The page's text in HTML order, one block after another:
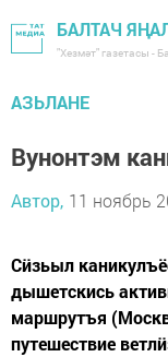
БАЛТАЧ
"Хезмәт" газетасы -
АЗЬЛАНЕ
Вунонтэм
Автор, 11 ноябрь
Сӥзьыл
дышетскись
маршрутъя
путешествие